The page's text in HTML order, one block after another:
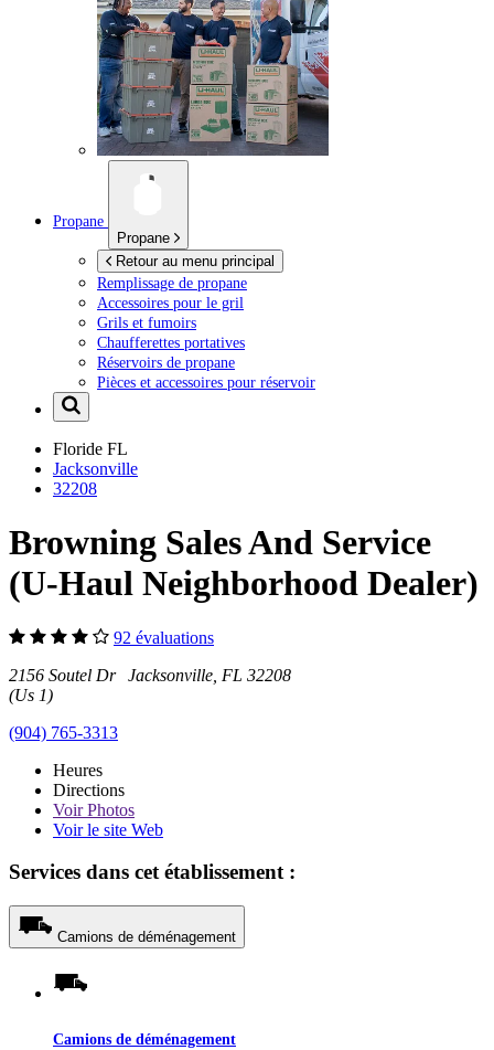
Propane
Propane
Retour au menu principal
Remplissage de propane
Accessoires pour le gril
Grils et fumoirs
Chaufferettes portatives
Réservoirs de propane
Pièces et accessoires pour réservoir
Floride FL
Jacksonville
32208
Browning Sales And Service
(U-Haul Neighborhood Dealer)
92 évaluations
2156 Soutel Dr Jacksonville, FL 32208
(Us 1)
(904) 765-3313
Heures
Directions
VoirPhotos
Voir le site Web
Services dans cet établissement :
Camions de déménagement
Camions de déménagement